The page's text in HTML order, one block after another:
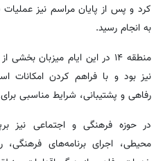
کرد و پس از پایان مراسم نیز
به انجام رسید.
منطقه ۱۴ در این ایام میزبان
نیز بود و با فراهم کردن امکانات
رفاهی و پشتیبانی، شرایط مناسبی
در حوزه فرهنگی و اجتماعی نیز
محیطی، اجرای برنامه‌های فرهنگی،